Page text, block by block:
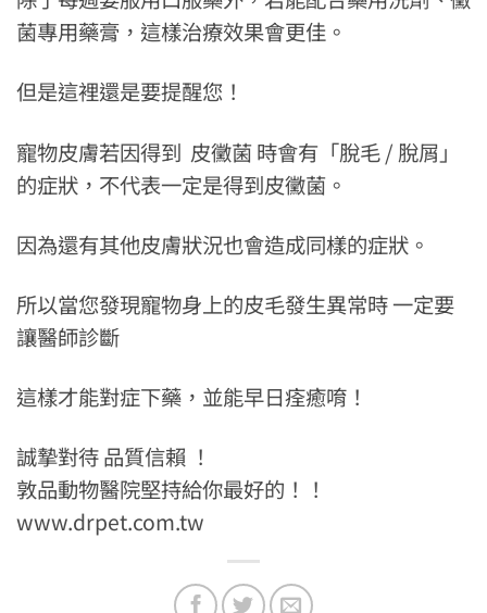
菌專用藥膏，這樣治療效果會更佳。
但是這裡還是要提醒您！
寵物皮膚若因得到 皮黴菌 時會有「脫毛 / 脫屑」
的症狀，不代表一定是得到皮黴菌。
因為還有其他皮膚狀況也會造成同樣的症狀。
所以當您發現寵物身上的皮毛發生異常時 一定要
讓醫師診斷
這樣才能對症下藥，並能早日痊癒唷！
誠摯對待 品質信賴 ！
敦品動物醫院堅持給你最好的！！
www.drpet.com.tw